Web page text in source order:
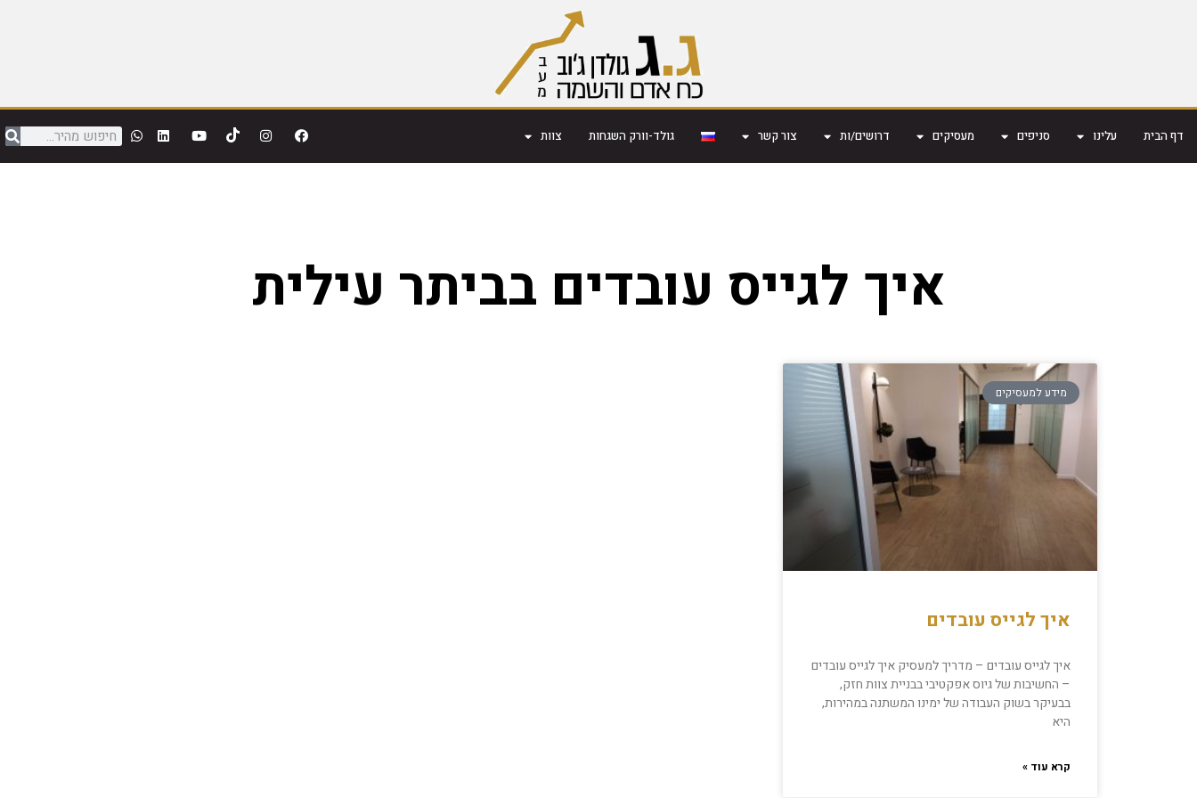
דף הבית עלינו סניפים מעסיקים דרושים/ות צור קשר גולד-וורק השגחות צוות
איך לגייס עובדים בביתר עילית
מידע למעסיקים
איך לגייס עובדים
איך לגייס עובדים – מדריך למעסיק איך לגייס עובדים
– החשיבות של גיוס אפקטיבי בבניית צוות חזק,
בבעיקר בשוק העבודה של ימינו המשתנה במהירות,
היא
קרא עוד »